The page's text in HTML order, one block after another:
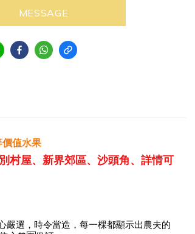
MESSAGE
值水果
村屋、新界郊區、沙頭角、詳情可
嚴選，時令當造，每一棵都顯示出農夫的